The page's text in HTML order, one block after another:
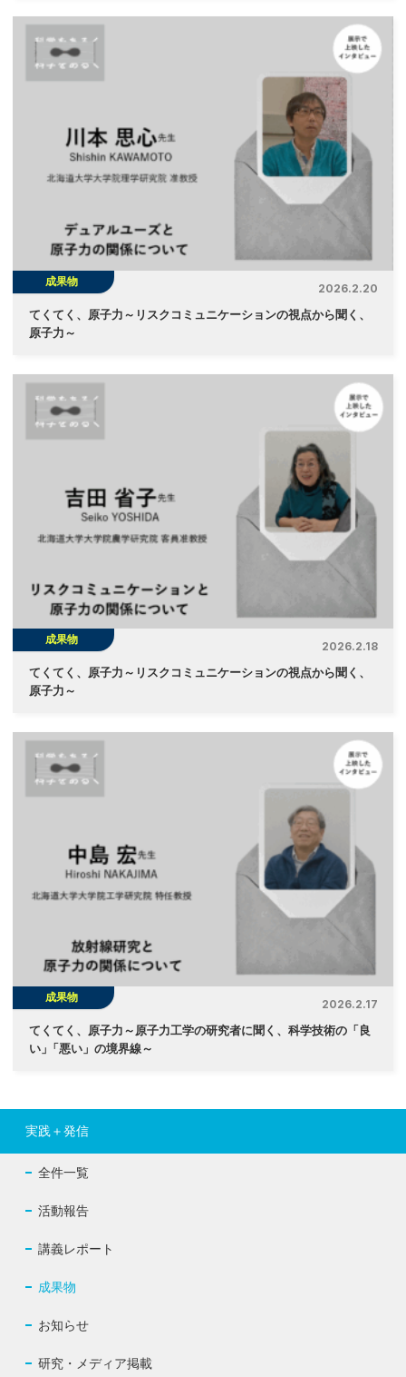
成果物
2026.2.20
てくてく、原子力～リスクコミュニケーションの視点から聞く、
原子力～
成果物
2026.2.18
てくてく、原子力～リスクコミュニケーションの視点から聞く、
原子力～
成果物
2026.2.17
てくてく、原子力～原子力工学の研究者に聞く、科学技術の「良
い」 「悪い」の境界線～
実践＋発信
全件一覧
活動報告
講義レポート
成果物
お知らせ
研究・メディア掲載